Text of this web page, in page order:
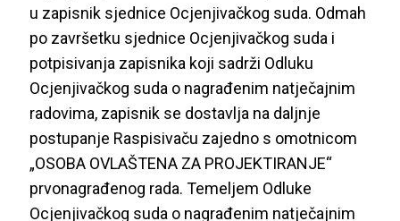
u zapisnik sjednice Ocjenjivačkog suda. Odmah
po završetku sjednice Ocjenjivačkog suda i
potpisivanja zapisnika koji sadrži Odluku
Ocjenjivačkog suda o nagrađenim natječajnim
radovima, zapisnik se dostavlja na daljnje
postupanje Raspisivaču zajedno s omotnicom
„OSOBA OVLAŠTENA ZA PROJEKTIRANJE“
prvonagrađenog rada. Temeljem Odluke
Ocjenjivačkog suda o nagrađenim natječajnim